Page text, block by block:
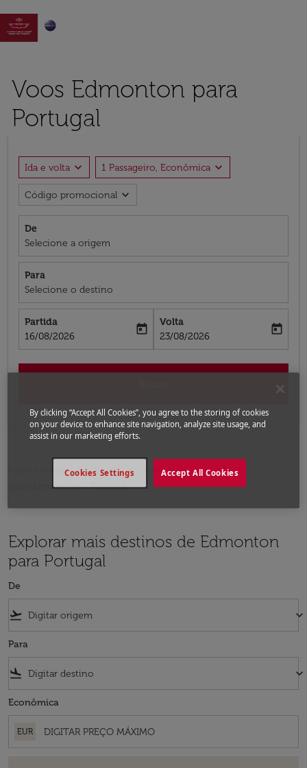

Voos Edmonton para
Portugal
Ida e volta expand_more 1 Passageiro, Econômica expand_more
Código promocional expand_more
De
Selecione a origem
Para
Selecione o destino
Partida
fc-booking-departure-date-aria-label
16/08/2026
today
Volta
fc-booking-return-date-aria-label
23/08/2026
today
Página inicial Voos
Voos para Portugal
Voos Edmonton - Portugal
Explorar mais destinos de Edmonton
para Portugal
De
flight_takeoff keyboard_arrow_down
Para
flight_land keyboard_arrow_down
Econômica
EUR
By clicking “Accept All Cookies”, you agree to the storing of cookies
on your device to enhance site navigation, analyze site usage, and
assist in our marketing efforts.
Accept All Cookies
Cookies Settings